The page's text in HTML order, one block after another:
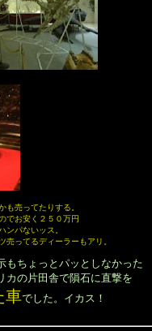
も売ってたりする。
でお安く２５０万円
ンパないッス。
ってるディーラーもアリ。
ちょっとパッとしなかった
カの片田舎で隕石に直撃を
車でした。イカス！